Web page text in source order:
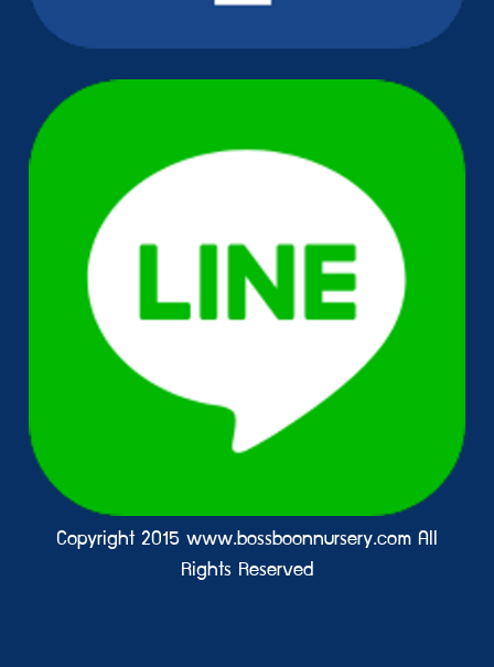
Copyright 2015 www.bossboonnursery.com All
Rights Reserved